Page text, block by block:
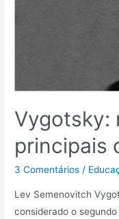
Vygotsky:
principais
3 Comentários /
Lev Semenovitch
considerado o